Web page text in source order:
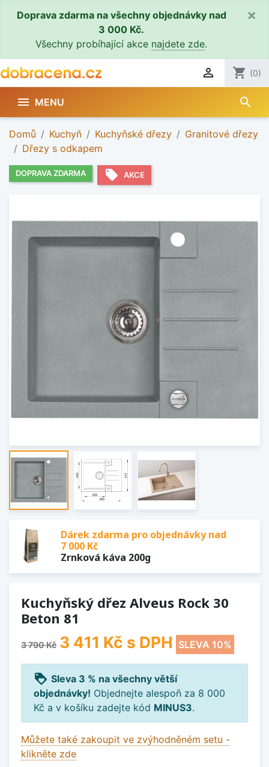
Doprava zdarma na všechny objednávky nad
3 000 Kč.
Všechny probíhající akce najdete zde.
×
 shopping_cart (0)
 MENU search
Domů Kuchyň Kuchyňské dřezy
Granitové dřezy
Dřezy s odkapem
DOPRAVA ZDARMA local_offer AKCE
Dárek zdarma pro objednávky nad
7 000 Kč
Zrnková káva 200g
Kuchyňský dřez Alveus Rock 30
Beton 81
3 790 Kč 3 411 Kč s DPH SLEVA 10%
loyalty Sleva 3 % na všechny větší
objednávky! Objednejte alespoň za 8 000
Kč a v košíku zadejte kód MINUS3.
Můžete také zakoupit ve zvýhodněném setu -
klikněte zde